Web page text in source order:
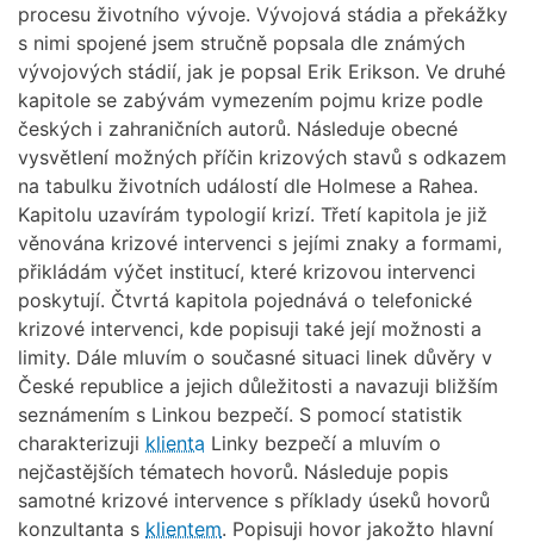
procesu životního vývoje. Vývojová stádia a překážky
s nimi spojené jsem stručně popsala dle známých
vývojových stádií, jak je popsal Erik Erikson. Ve druhé
kapitole se zabývám vymezením pojmu krize podle
českých i zahraničních autorů. Následuje obecné
vysvětlení možných příčin krizových stavů s odkazem
na tabulku životních událostí dle Holmese a Rahea.
Kapitolu uzavírám typologií krizí. Třetí kapitola je již
věnována krizové intervenci s jejími znaky a formami,
přikládám výčet institucí, které krizovou intervenci
poskytují. Čtvrtá kapitola pojednává o telefonické
krizové intervenci, kde popisuji také její možnosti a
limity. Dále mluvím o současné situaci linek důvěry v
České republice a jejich důležitosti a navazuji bližším
seznámením s Linkou bezpečí. S pomocí statistik
charakterizuji klienta Linky bezpečí a mluvím o
nejčastějších tématech hovorů. Následuje popis
samotné krizové intervence s příklady úseků hovorů
konzultanta s klientem. Popisuji hovor jakožto hlavní